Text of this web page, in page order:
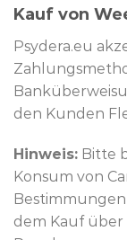
Kauf von
Psydera.eu
den Kunden
Hinweis: Bitte
Konsum von
dem Kauf